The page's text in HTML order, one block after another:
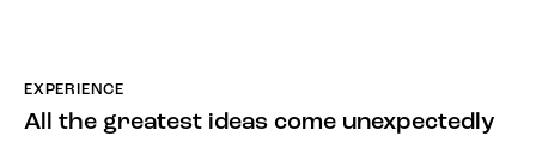
EXPERIENCE
All the greatest ideas come unexpectedly